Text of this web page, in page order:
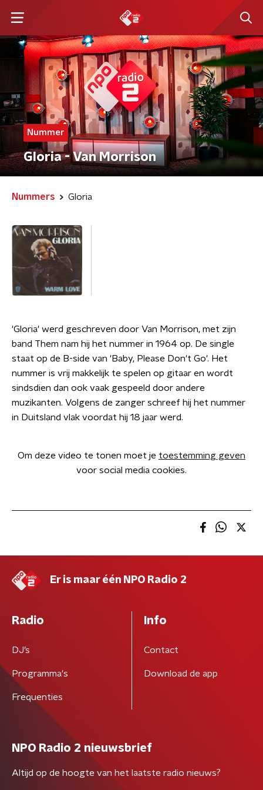
Nummer
Gloria - Van Morrison
Nummers Gloria
'Gloria' werd geschreven door Van Morrison, met zijn
band Them nam hij het nummer in 1964 op. De single
staat op de B-side van 'Baby, Please Don't Go'. Het
nummer is vrij makkelijk te spelen op gitaar en wordt
sindsdien dan ook vaak gespeeld door andere
muzikanten. Volgens de zanger schreef hij het nummer
in Duitsland vlak voordat hij 18 jaar werd.
Om deze video te tonen moet je toestemming geven
voor social media cookies.
Er is maar één NPO Radio 2
Radio
DJ’s
Programma's
Frequenties
Info
Contact
Download de app
NPO Radio 2 nieuwsbrief
Altijd op de hoogte van het laatste radio nieuws?